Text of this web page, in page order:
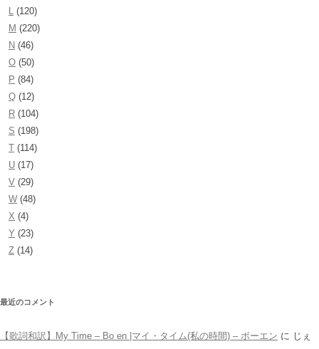
L (120)
M (220)
N (46)
O (50)
P (84)
Q (12)
R (104)
S (198)
T (114)
U (17)
V (29)
W (48)
X (4)
Y (23)
Z (14)
最近のコメント
【歌詞和訳】My Time – Bo en |マイ・タイム(私の時間) – ボーエン に じぇ